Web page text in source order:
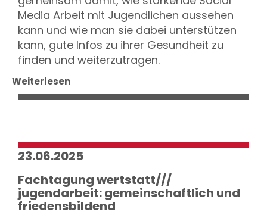
Media Arbeit mit Jugendlichen aussehen
kann und wie man sie dabei unterstützen
kann, gute Infos zu ihrer Gesundheit zu
finden und weiterzutragen.
Weiterlesen
23.06.2025
Fachtagung wertstatt///
jugendarbeit: gemeinschaftlich und
friedensbildend